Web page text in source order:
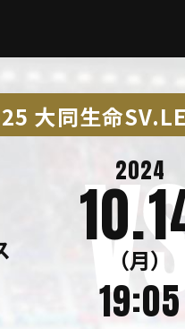
大同生命
2024
（月）
19:05